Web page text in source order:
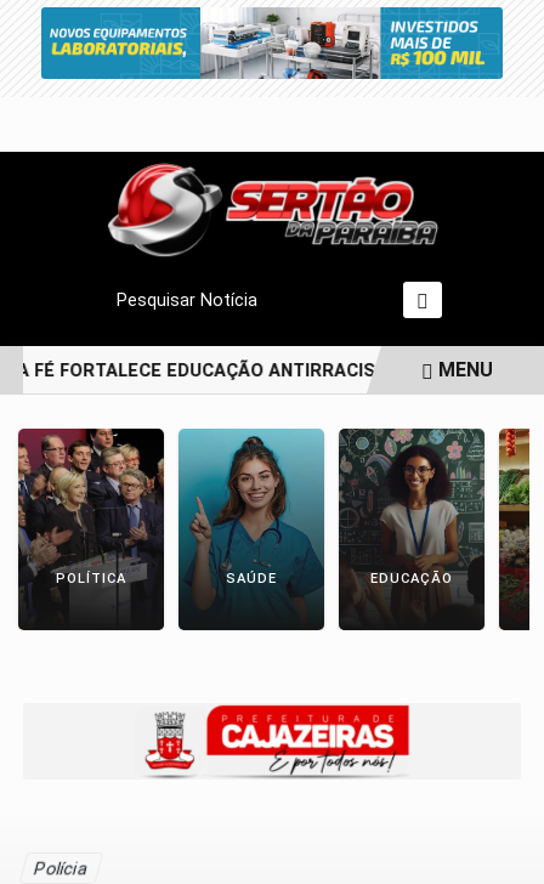
Pesquisar Notícia
FÉ FORTALECE EDUCAÇÃO ANTIRRACISTA DESDE AMENU
POLÍTICA SAÚDE EDUCAÇÃO
Polícia